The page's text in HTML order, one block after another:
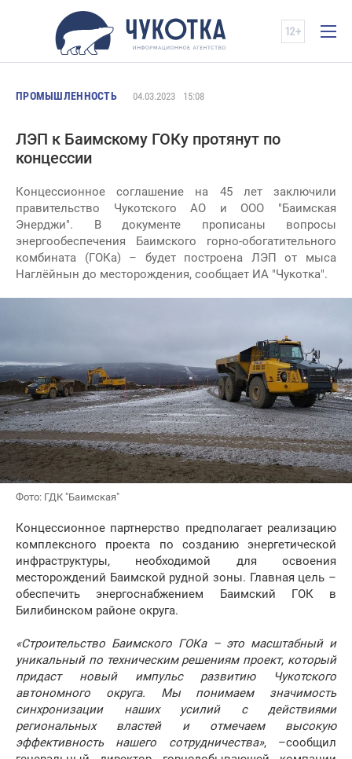
ПРОМЫШЛЕННОСТЬ 04.03.2023 15:08
ЛЭП к Баимскому ГОКу протянут по
концессии
Концессионное соглашение на 45 лет заключили
правительство Чукотского АО и ООО "Баимская
Энерджи". В документе прописаны вопросы
энергообеспечения Баимского горно-обогатительного
комбината (ГОКа) – будет построена ЛЭП от мыса
Наглёйнын до месторождения, сообщает ИА "Чукотка".
Фото: ГДК "Баимская"
Концессионное партнерство предполагает реализацию
комплексного проекта по созданию энергетической
инфраструктуры, необходимой для освоения
месторождений Баимской рудной зоны. Главная цель –
обеспечить энергоснабжением Баимский ГОК в
Билибинском районе округа.
«Строительство Баимского ГОКа – это масштабный и
уникальный по техническим решениям проект, который
придаст новый импульс развитию Чукотского
автономного округа. Мы понимаем значимость
синхронизации наших усилий с действиями
региональных властей и отмечаем высокую
эффективность нашего сотрудничества», –сообщил